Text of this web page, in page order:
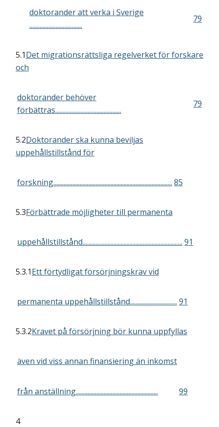
doktorander att verka i Sverige
....................................
79
5.1Det migrationsrättsliga regelverket för forskare
och
doktorander behöver
förbättras.............................................
79
5.2Doktorander ska kunna beviljas
uppehållstillstånd för
forskning................................................................................. 85
5.3Förbättrade möjligheter till permanenta
uppehållstillstånd.................................................................... 91
5.3.1Ett förtydligat försörjningskrav vid
permanenta uppehållstillstånd................................ 91
5.3.2Kravet på försörjning bör kunna uppfyllas
även vid viss annan finansiering än inkomst
från anställning........................................................ 99
4